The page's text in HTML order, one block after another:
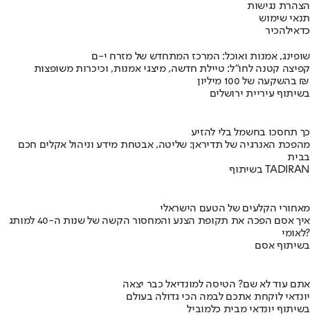
הצהרת נגישות
תנאי שימוש
כדאילהכיר
שופינג, אמנות ואוכל: המרכז המתחדש של מזרח י-ם
קפיצה קטנה לחו"ל: טיילת חדשה, מיצגי אמנות, וכיכרות משופצות
בהשקעה של 100 מיליון ₪
בשיתוף עיריית ירושלים
כך תחסכו בחשמל בלי להזיע
מהפכת האנרגיה של תדיראן: שליטה, אבטחת מידע וניהול אקלים חכם
בבית
בשיתוף TADIRAN
מאחורי הקלעים של הטעם הישראלי
איך אסם הפכה את תקופת הצנע והמחסור הקשה של שנות ה-40 למותג
לאומי?
בשיתוף אסם
אתם עוד לא שם? הטיסה למונדיאל כבר יצאה
יונדאי לוקחת אתכם לבמה הכי גדולה בעולם
בשיתוף יונדאי מבית כלמוביל